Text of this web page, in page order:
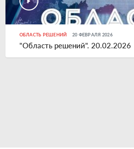
ОБЛАСТЬ РЕШЕНИЙ 20 ФЕВРАЛЯ 2026
"Область решений". 20.02.2026